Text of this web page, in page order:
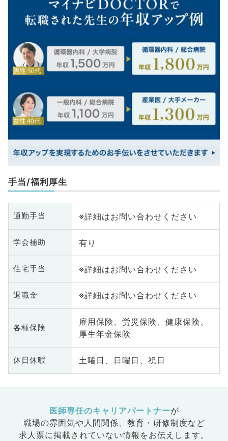
手当/福利厚生
通勤手当 ※詳細はお問い合わせください
学会補助 有り
住宅手当 ※詳細はお問い合わせください
退職金 ※詳細はお問い合わせください
各種保険
雇用保険、労災保険、健康保険、
厚生年金保険
休日休暇 土曜日、日曜日、祝日
医師専任のキャリアパートナーが
職場の雰囲気や人間関係、 教育・研修制度など
求人票に掲載されていない情報をお伝えします。